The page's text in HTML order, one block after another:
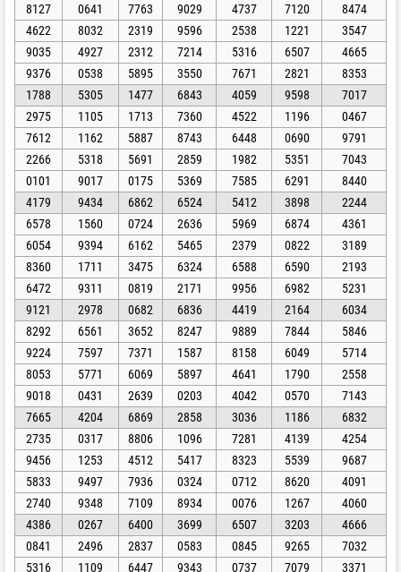
8127
0641 7763 9029 4737 7120
8474
4622
8032 2319 9596 2538 1221
3547
9035
4927 2312 7214 5316 6507
4665
9376
0538 5895 3550 7671 2821
8353
1788
5305 1477 6843 4059 9598
7017
2975
1105 1713 7360 4522 1196
0467
7612
1162 5887 8743 6448 0690
9791
2266
5318 5691 2859 1982 5351
7043
0101
9017 0175 5369 7585 6291
8440
4179
9434 6862 6524 5412 3898
2244
6578
1560 0724 2636 5969 6874
4361
6054
9394 6162 5465 2379 0822
3189
8360
1711 3475 6324 6588 6590
2193
6472
9311 0819 2171 9956 6982
5231
9121
2978 0682 6836 4419 2164
6034
8292
6561 3652 8247 9889 7844
5846
9224
7597 7371 1587 8158 6049
5714
8053
5771 6069 5897 4641 1790
2558
9018
0431 2639 0203 4042 0570
7143
7665
4204 6869 2858 3036 1186
6832
2735
0317 8806 1096 7281 4139
4254
9456
1253 4512 5417 8323 5539
9687
5833
9497 7936 0324 0712 8620
4091
2740
9348 7109 8934 0076 1267
4060
4386
0267 6400 3699 6507 3203
4666
0841
2496 2837 0583 0845 9265
7032
5316
1109 6447 9343 0737 7079 3371